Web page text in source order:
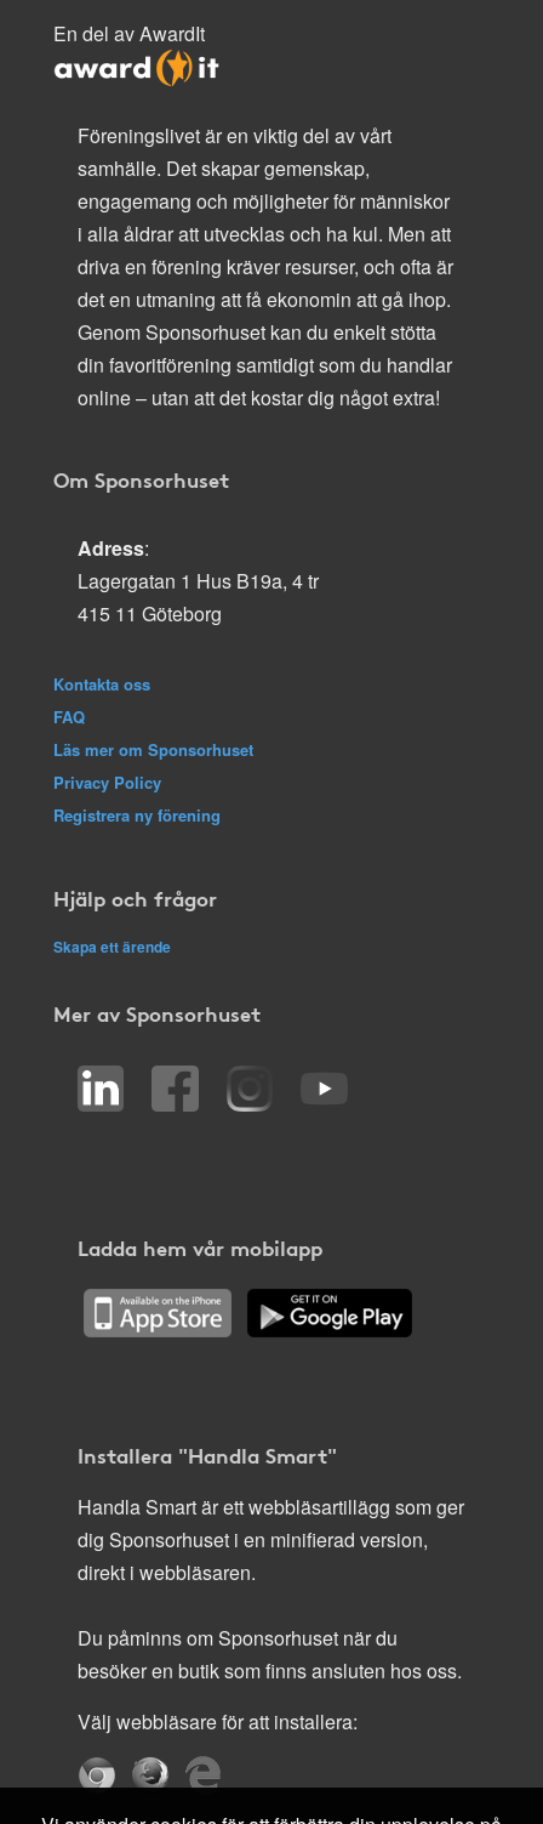
En del av AwardIt
Föreningslivet är en viktig del av vårt
samhälle. Det skapar gemenskap,
engagemang och möjligheter för människor
i alla åldrar att utvecklas och ha kul. Men att
driva en förening kräver resurser, och ofta är
det en utmaning att få ekonomin att gå ihop.
Genom Sponsorhuset kan du enkelt stötta
din favoritförening samtidigt som du handlar
online – utan att det kostar dig något extra!
Om Sponsorhuset
Adress:
Lagergatan 1 Hus B19a, 4 tr
415 11 Göteborg
Kontakta oss
FAQ
Läs mer om Sponsorhuset
Privacy Policy
Registrera ny förening
Hjälp och frågor
Skapa ett ärende
Mer av Sponsorhuset
Ladda hem vår mobilapp
Installera "Handla Smart"
Handla Smart är ett webbläsartillägg som ger
dig Sponsorhuset i en minifierad version,
direkt i webbläsaren.
Du påminns om Sponsorhuset när du
besöker en butik som finns ansluten hos oss.
Välj webbläsare för att installera: